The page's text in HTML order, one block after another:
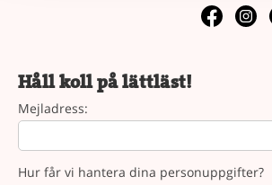
Håll koll på lättläst!
Mejladress:
Hur får vi hantera dina personuppgifter?